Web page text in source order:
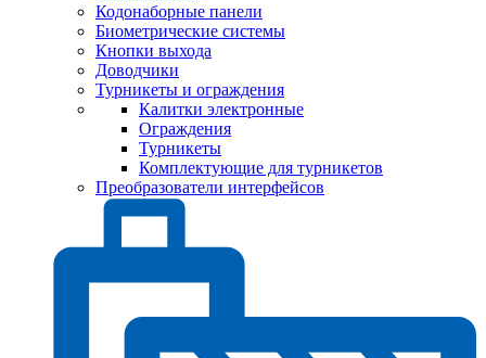
Кодонаборные панели
Биометрические системы
Кнопки выхода
Доводчики
Турникеты и ограждения
Калитки электронные
Ограждения
Турникеты
Комплектующие для турникетов
Преобразователи интерфейсов